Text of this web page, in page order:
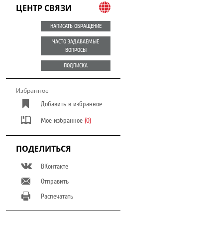
ЦЕНТР СВЯЗИ
НАПИСАТЬ ОБРАЩЕНИЕ
ЧАСТО ЗАДАВАЕМЫЕ
ВОПРОСЫ
ПОДПИСКА
Избранное
Добавить в избранное
Мое избранное (0)
ПОДЕЛИТЬСЯ
ВКонтакте
Отправить
Распечатать